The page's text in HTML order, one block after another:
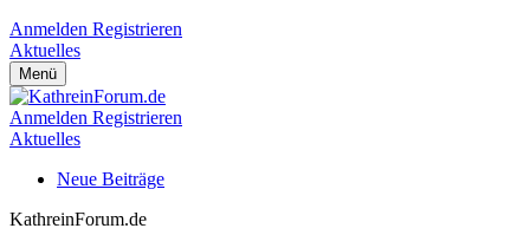
Anmelden Registrieren
Aktuelles
Menü
Anmelden Registrieren
Aktuelles
Neue Beiträge
KathreinForum.de